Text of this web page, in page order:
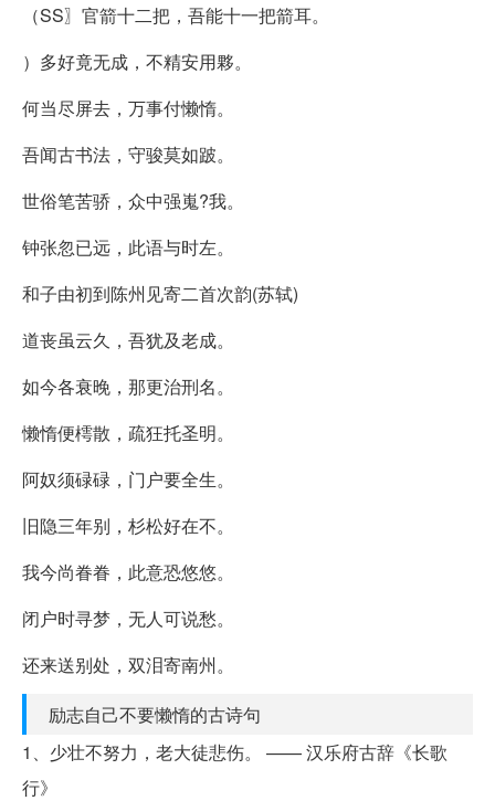
（SS〗官箭十二把，吾能十一把箭耳。
）多好竟无成，不精安用夥。
何当尽屏去，万事付懒惰。
吾闻古书法，守骏莫如跛。
世俗笔苦骄，众中强嵬?我。
钟张忽已远，此语与时左。
和子由初到陈州见寄二首次韵(苏轼)
道丧虽云久，吾犹及老成。
如今各衰晚，那更治刑名。
懒惰便樗散，疏狂托圣明。
阿奴须碌碌，门户要全生。
旧隐三年别，杉松好在不。
我今尚眷眷，此意恐悠悠。
闭户时寻梦，无人可说愁。
还来送别处，双泪寄南州。
励志自己不要懒惰的古诗句
1、少壮不努力，老大徒悲伤。 —— 汉乐府古辞《长歌
行》